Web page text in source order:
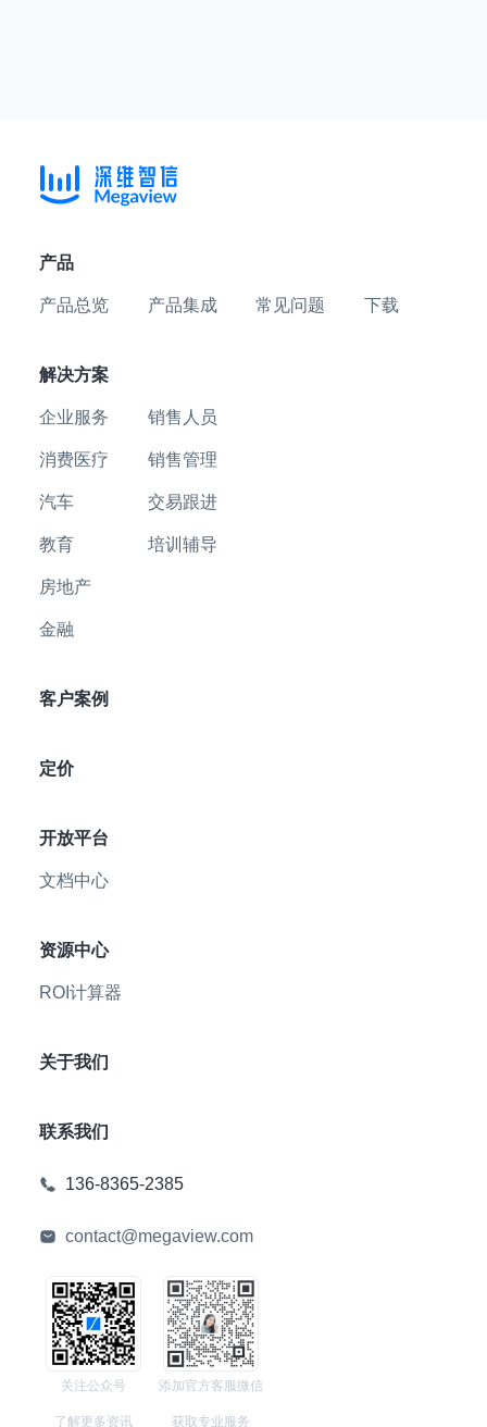
产品
产品总览 产品集成 常见问题 下载
解决方案
企业服务
消费医疗
汽车
教育
房地产
金融
销售人员
销售管理
交易跟进
培训辅导
客户案例
定价
开放平台
文档中心
资源中心
ROI计算器
关于我们
联系我们
136-8365-2385
contact@megaview.com
关注公众号
了解更多资讯
添加官方客服微信
获取专业服务